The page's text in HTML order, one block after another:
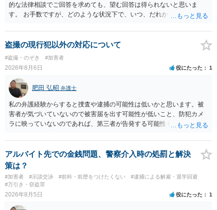
的な法律相談でご回答を求めても、望む回答は得られないと思いま
す。 お手数ですが、どのような状況下で、いつ、だれからどのような
の程度だと聞いているのかということについて、お近くで詳細な法律
相談を受けられたうえで対処方法を探された方がよいと思われます。
一般論でいえば、任意取り調べの場合、ＩＣレコーダーを持参して取
り調べ内容を録音することは必須だと考えます。
盗撮の現行犯以外の対応について
#盗撮・のぞき #加害者
2026年8月6日 役にたった 1
肥田 弘昭 弁護士
私の弁護経験からすると捜査や逮捕の可能性は低いかと思います。被
害者が気づいていないので被害届を出す可能性が低いこと、防犯カメ
ラに映っていないのであれば、第三者が告発する可能性も低いこと、
座る女性を盗撮(全体像写真1枚と5秒程度の動画)してしまいました。下
着や胸など強調したものではありません。」とありますが、少なくと
も捜査段階では性的姿態等撮影罪の被疑事実で逮捕勾留されるケース
が私の弁護経験では多くなった印象です（最終的には不起訴ないし各
都道府県の迷惑防止条例違反になることもあります）。2度としないこ
とをお勧めいたします。ご参考にしてください。
アルバイト先での金銭問題、警察介入時の処罰と解決
策は？
#加害者 #示談交渉 #前科・前歴をつけたくない
#逮捕による解雇・退学回避
#万引き・窃盗罪
2026年8月5日 役にたった 1